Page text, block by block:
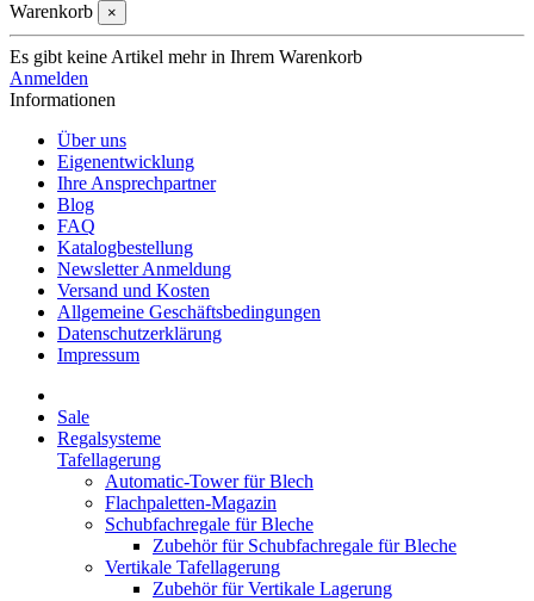
Warenkorb
×
Es gibt keine Artikel mehr in Ihrem Warenkorb
Anmelden
Informationen
Über uns
Eigenentwicklung
Ihre Ansprechpartner
Blog
FAQ
Katalogbestellung
Newsletter Anmeldung
Versand und Kosten
Allgemeine Geschäftsbedingungen
Datenschutzerklärung
Impressum
Sale
Regalsysteme
Tafellagerung
Automatic-Tower für Blech
Flachpaletten-Magazin
Schubfachregale für Bleche
Zubehör für Schubfachregale für Bleche
Vertikale Tafellagerung
Zubehör für Vertikale Lagerung